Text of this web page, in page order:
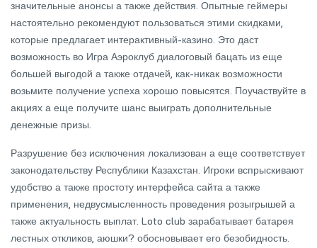
значительные анонсы а также действия. Опытные геймеры
настоятельно рекомендуют пользоваться этими скидками,
которые предлагает интерактивный-казино. Это даст
возможность во Игра Аэроклуб диалоговый бацать из еще
большей выгодой а также отдачей, как-никак возможности
возьмите получение успеха хорошо повысятся. Поучаствуйте в
акциях а еще получите шанс выиграть дополнительные
денежные призы.
Разрушение без исключения локализован а еще соответствует
законодательству Республики Казахстан. Игроки вспрыскивают
удобство а также простоту интерфейса сайта а также
применения, недвусмысленность проведения розыгрышей а
также актуальность выплат. Loto club зарабатывает батарея
лестных откликов, аюшки? обосновывает его безобидность.